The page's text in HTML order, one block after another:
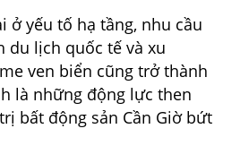
ở yếu tố hạ tầng, nhu cầu
du lịch quốc tế và xu
ven biển cũng trở thành
là những động lực then
bất động sản Cần Giờ bứt